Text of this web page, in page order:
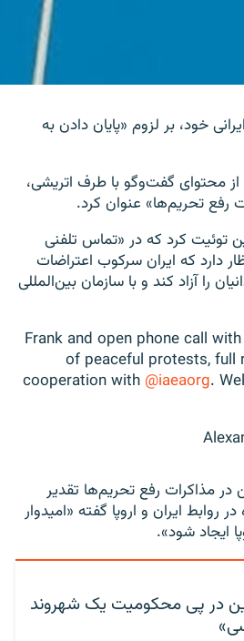
خود، بر لزوم «پایان دادن به
محتوای گفت‌وگو با طرف اتریشی،
رفع تحریم‌ها» عنوان کرد.
توئیت کرد که در «تماس تلفنی
دارد که ایران سرکوب اعتراضات
را آزاد کند و با سازمان بین‌المللی
Frank and open phone call
of peaceful protests, full
cooperation with @iaeaorg.
در مذاکرات رفع تحریم‌ها تقدیر
روابط ایران و اروپا گفته «امیدوار
ایجاد شود».
در پی محکومیت یک شهروند